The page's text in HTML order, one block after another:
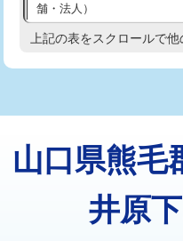
排水管工事（追加 排水管工
え）
マス交換（土の掘削・埋め
マス交換（深さ50㎝以上）
コンクリート斫り（厚さ10
舗・法人）
高度高圧洗浄換
トーラー機使用/3mまで
追加トーラー機使用/3m超え
上記の表をスクロールで他
山口県熊毛
井原